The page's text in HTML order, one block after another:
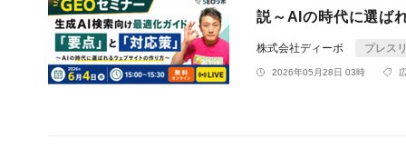
説～AIの時代に選ば
株式会社ディーボ プレス
2026年05月28日 03時